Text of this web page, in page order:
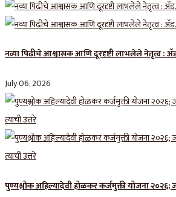
नव्या पिढीचे आश्वासक आणि दूरदृष्टी लाभलेले नेतृत्व :
July 06, 2026
पुण्यश्लोक अहिल्यादेवी होळकर कर्जमुक्ती योजना २०२६;